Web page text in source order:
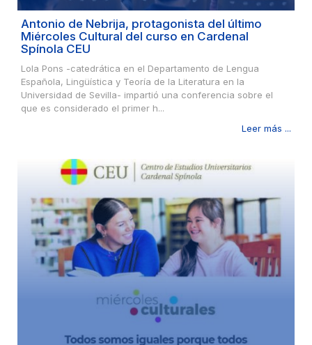
Antonio de Nebrija, protagonista del último
Miércoles Cultural del curso en Cardenal
Spínola CEU
Lola Pons -catedrática en el Departamento de Lengua
Española, Lingüística y Teoría de la Literatura en la
Universidad de Sevilla- impartió una conferencia sobre el
que es considerado el primer h...
Leer más ...